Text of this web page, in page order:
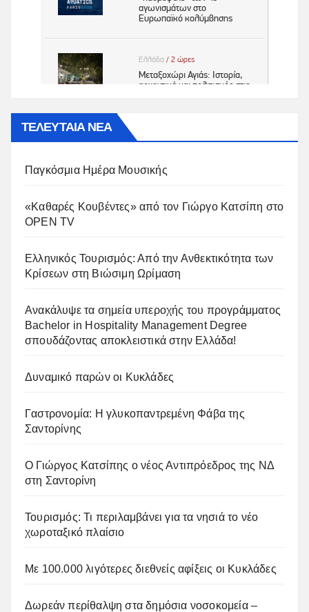
ΤΕΛΕΥΤΑΙΑ ΝΕΑ
Παγκόσμια Ημέρα Μουσικής
«Καθαρές Κουβέντες» από τον Γιώργο Κατσίπη στο
OPEN TV
Ελληνικός Τουρισμός: Από την Ανθεκτικότητα των
Κρίσεων στη Βιώσιμη Ωρίμαση
Ανακάλυψε τα σημεία υπεροχής του προγράμματος
Bachelor in Hospitality Management Degree
σπουδάζοντας αποκλειστικά στην Ελλάδα!
Δυναμικό παρών οι Κυκλάδες
Γαστρονομία: Η γλυκοπαντρεμένη Φάβα της
Σαντορίνης
Ο Γιώργος Κατσίπης ο νέος Αντιπρόεδρος της ΝΔ
στη Σαντορίνη
Τουρισμός: Τι περιλαμβάνει για τα νησιά το νέο
χωροταξικό πλαίσιο
Με 100.000 λιγότερες διεθνείς αφίξεις οι Κυκλάδες
Δωρεάν περίθαλψη στα δημόσια νοσοκομεία –